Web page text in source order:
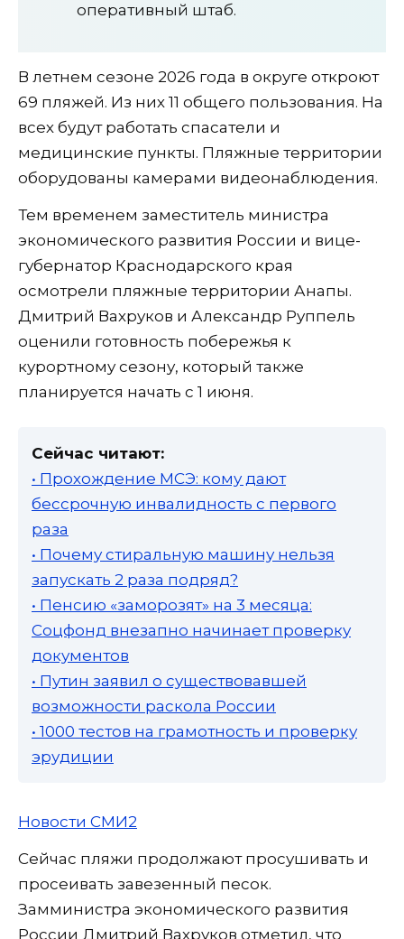
оперативный штаб.
В летнем сезоне 2026 года в округе откроют
69 пляжей. Из них 11 общего пользования. На
всех будут работать спасатели и
медицинские пункты. Пляжные территории
оборудованы камерами видеонаблюдения.
Тем временем заместитель министра
экономического развития России и вице-
губернатор Краснодарского края
осмотрели пляжные территории Анапы.
Дмитрий Вахруков и Александр Руппель
оценили готовность побережья к
курортному сезону, который также
планируется начать с 1 июня.
Сейчас читают:
• Прохождение МСЭ: кому дают
бессрочную инвалидность с первого
раза
• Почему стиральную машину нельзя
запускать 2 раза подряд?
• Пенсию «заморозят» на 3 месяца:
Соцфонд внезапно начинает проверку
документов
• Путин заявил о существовавшей
возможности раскола России
• 1000 тестов на грамотность и проверку
эрудиции
Новости СМИ2
Сейчас пляжи продолжают просушивать и
просеивать завезенный песок.
Замминистра экономического развития
России Дмитрий Вахруков отметил, что